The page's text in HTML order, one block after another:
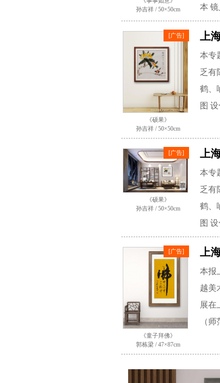
孙吉祥 / 50×50cm
本
[广告]
《硕果》
孙吉祥 / 50×50cm
上
本专
乏有
鹤、
图
[广告]
《硕果》
孙吉祥 / 50×50cm
上
本专
乏有
鹤、
图
[广告]
《童子拜佛》
郭栋梁 / 47×87cm
上
本报
越美
展在
（